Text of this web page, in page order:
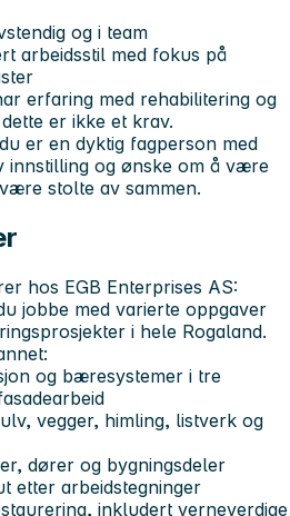
og i team
arbeidsstil med fokus på
erfaring med rehabilitering og
er ikke et krav.
er en dyktig fagperson med
innstilling og ønske om å være
stolte av sammen.
hos EGB Enterprises AS:
jobbe med varierte oppgaver
i hele Rogaland.
og bæresystemer i tre
vegger, himling, listverk og
dører og bygningsdeler
etter arbeidstegninger
inkludert verneverdige